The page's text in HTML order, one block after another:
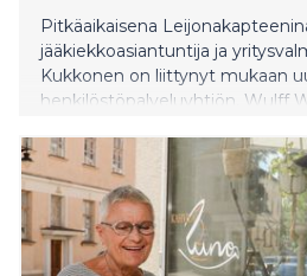
Pitkäaikaisena
jääkiekkoasiantuntija ja
Kukkonen on liittynyt mukaan
henkilöstöpalveluyhtiön, Wulff
olevan ennen kaikkea ihmiset,
työelämää, jossa ihminen on